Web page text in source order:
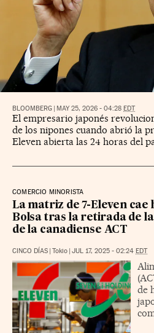
BLOOMBERG | MAY 25, 2026 - 04:28 EDT
El empresario japonés
de los nipones cuando abrió la
Eleven abierta las 24 horas del
COMERCIO MINORISTA
La matriz de 7-Eleven cae
Bolsa tras la retirada de
de la canadiense ACT
CINCO DÍAS | Tokio | JUL 17, 2025 - 02:24 EDT
de